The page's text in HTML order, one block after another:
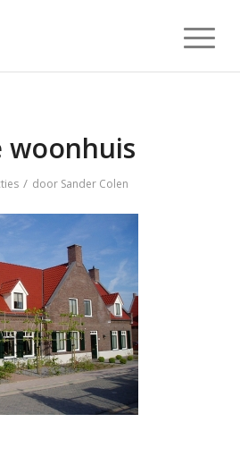
woonhuis
/ door Sander Colen